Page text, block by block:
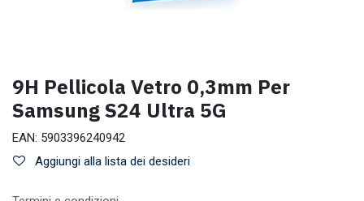
9H Pellicola Vetro 0,3mm Per
Samsung S24 Ultra 5G
EAN: 5903396240942
Aggiungi alla lista dei desideri